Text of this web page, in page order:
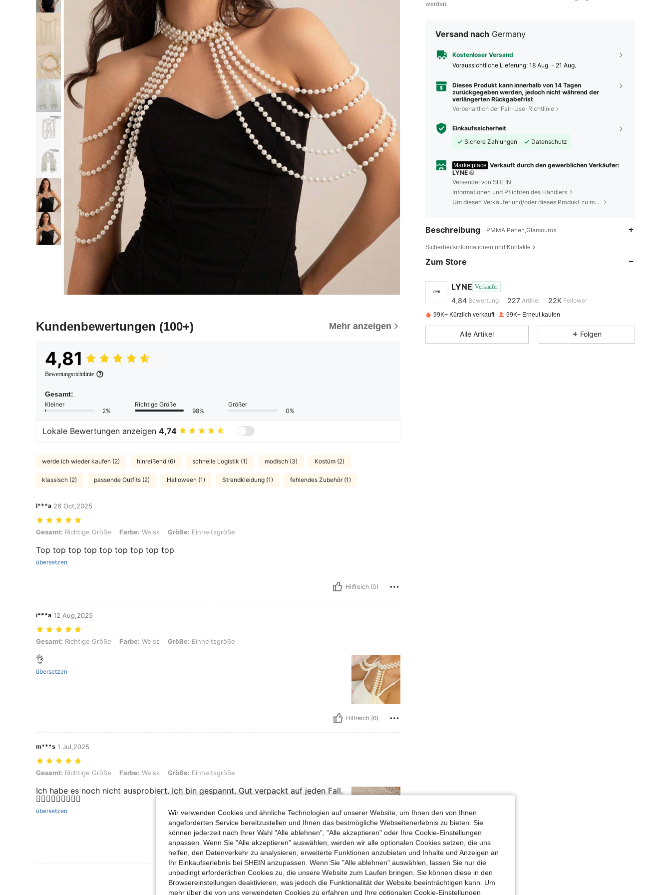
Kundenbewertungen (100+) Mehr anzeigen
4,81
Bewertungsrichtlinie
Gesamt:
Kleiner
2%
Richtige Größe
98%
Größer
0%
Lokale Bewertungen anzeigen 4,74
werde ich wieder kaufen (2) hinreißend (6) schnelle Logistik (1) modisch (3) Kostüm (2)
klassisch (2) passende Outfits (2) Halloween (1) Strandkleidung (1) fehlendes Zubehör (1)
l***a 26 Oct,2025
Gesamt: Richtige Größe, Farbe: Weiss, Größe: Einheitsgröße
Gesamt: Richtige Größe Farbe: Weiss Größe: Einheitsgröße
Top top top top top top top top top
übersetzen
Hilfreich (0)
i***a 12 Aug,2025
Gesamt: Richtige Größe, Farbe: Weiss, Größe: Einheitsgröße
Gesamt: Richtige Größe Farbe: Weiss Größe: Einheitsgröße
👌
übersetzen
Hilfreich (6)
m***s 1 Jul,2025
Gesamt: Richtige Größe, Farbe: Weiss, Größe: Einheitsgröße
Gesamt: Richtige Größe Farbe: Weiss Größe: Einheitsgröße
Ich habe es noch nicht ausprobiert. Ich bin gespannt. Gut verpackt auf jeden Fall.
👍🏼🌺🌺🌺🌺🌺🌺🌺
übersetzen
Hilfreich (1)
Mehr Bewertungen Ansehen
werden.
Versand nach Germany
Kostenloser Versand
Voraussichtliche Lieferung: 18 Aug. - 21 Aug.
Dieses Produkt kann innerhalb von 14 Tagen
zurückgegeben werden, jedoch nicht während der
verlängerten Rückgabefrist
Vorbehaltlich der Fair-Use-Richtlinie
Einkaufssicherheit
Sichere Zahlungen
Datenschutz
Marketplace Verkauft durch den gewerblichen Verkäufer:
LYNE
Versendet von SHEIN
Informationen und Pflichten des Händlers
Um diesen Verkäufer und/oder dieses Produkt zu melden
Beschreibung PMMA,Perlen,Glamourös
Sicherheitsinformationen und Kontakte
Zum Store
LYNE Verkäufer
4,84
4,84 Bewertung 227 Artikel 22K Follower
n***0bezahltVor 1 Tag
4,84 227 22K
99K+ Kürzlich verkauft 99K+ Erneut kaufen
Alle Artikel Folgen
Wir verwenden Cookies und ähnliche Technologien auf unserer Website, um Ihnen den von Ihnen
angeforderten Service bereitzustellen und Ihnen das bestmögliche Webseitenerlebnis zu bieten. Sie
können jederzeit nach Ihrer Wahl "Alle ablehnen", "Alle akzeptieren" oder Ihre Cookie-Einstellungen
anpassen. Wenn Sie "Alle akzeptieren" auswählen, werden wir alle optionalen Cookies setzen, die uns
helfen, den Datenverkehr zu analysieren, erweiterte Funktionen anzubieten und Inhalte und Anzeigen an
Ihr Einkaufserlebnis bei SHEIN anzupassen. Wenn Sie "Alle ablehnen" auswählen, lassen Sie nur die
unbedingt erforderlichen Cookies zu, die unsere Website zum Laufen bringen. Sie können diese in den
Browsereinstellungen deaktivieren, was jedoch die Funktionalität der Website beeinträchtigen kann. Um
mehr über die von uns verwendeten Cookies zu erfahren und Ihre optionalen Cookie-Einstellungen